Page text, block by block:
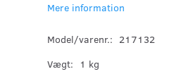
Mere information
Model/varenr.: 217132
Vægt:
1 kg